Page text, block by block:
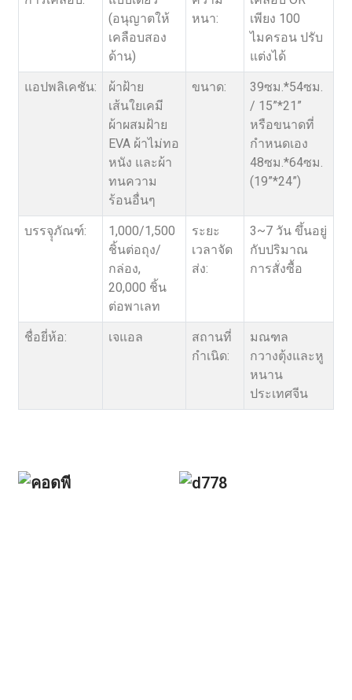
(อนุญาตให้
เคลือบสอง
ด้าน)
หนา:
เพียง 100
ไมครอน ปรับ
แต่งได้
แอปพลิเคชัน:
ผ้าฝ้าย
เส้นใยเคมี
ผ้าผสมฝ้าย
EVA ผ้าไม่ทอ
หนัง และผ้า
ทนความ
ร้อนอื่นๆ
ขนาด:
39ซม.*54ซม.
/ 15”*21”
หรือขนาดที่
กำหนดเอง
48ซม.*64ซม.
(19”*24”)
บรรจุุภัณฑ์:
1,000/1,500
ชิ้นต่อถุง/
กล่อง,
20,000 ชิ้น
ต่อพาเลท
ระยะ
เวลาจัด
ส่ง:
3~7 วัน ขึ้นอยู่
กับปริมาณ
การสั่งซื้อ
ชื่อยี่ห้อ: เจแอล
สถานที่
กำเนิด:
มณฑล
กวางตุ้งและหู
หนาน
ประเทศจีน